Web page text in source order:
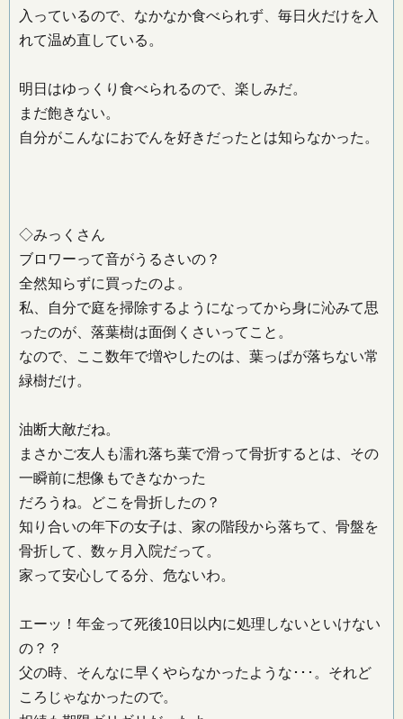
入っているので、なかなか食べられず、毎日火だけを入
れて温め直している。
明日はゆっくり食べられるので、楽しみだ。
まだ飽きない。
自分がこんなにおでんを好きだったとは知らなかった。
◇みっくさん
ブロワーって音がうるさいの？
全然知らずに買ったのよ。
私、自分で庭を掃除するようになってから身に沁みて思
ったのが、落葉樹は面倒くさいってこと。
なので、ここ数年で増やしたのは、葉っぱが落ちない常
緑樹だけ。
油断大敵だね。
まさかご友人も濡れ落ち葉で滑って骨折するとは、その
一瞬前に想像もできなかった
だろうね。どこを骨折したの？
知り合いの年下の女子は、家の階段から落ちて、骨盤を
骨折して、数ヶ月入院だって。
家って安心してる分、危ないわ。
エーッ！年金って死後10日以内に処理しないといけない
の？？
父の時、そんなに早くやらなかったような･･･。それど
ころじゃなかったので。